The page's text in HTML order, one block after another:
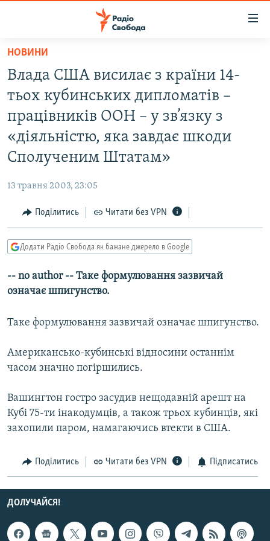
Перейти
основного
матеріалу
до
основної
навігації
до
ВСЕ ЗА ДОБУ
ПОЛІТИКА
СПОРТ
УКРАЇНА
ВІЙНА
РОСІЙСЬКА «ФІЛЬТРАЦІЯ»
КРИМ.РЕАЛІЇ
ТИ ЯК?
СХЕМИ
МУЛЬТИМЕДІА
СПЕЦПРОЄКТИ
ПОДКАСТИ
РУС
УКР
НОВИНИ
Влада США висилає з країни 14-
тьох кубинських дипломатів –
працівників ООН – у зв’язку з
«діяльністю, яка завдає шкоди
Сполученим Штатам»
13 травня 2003, 23:05
Поділитись Читати без VPN
Додати Радіо Свобода як бажане джерело в Google
-- no author -- Таке формулювання зазвичай
означає шпигунство.
Таке формулювання зазвичай означає шпигунство.
Американсько-кубинські відносини останнім
часом значно погіршились.
Вашингтон гостро засудив нещодавній арешт на
Кубі 75-ти інакодумців, а також трьох кубинців, які
захопили паром, намагаючись втекти в США.
Поділитись Читати без VPN Підписатись
ДОЛУЧАЙСЯ!